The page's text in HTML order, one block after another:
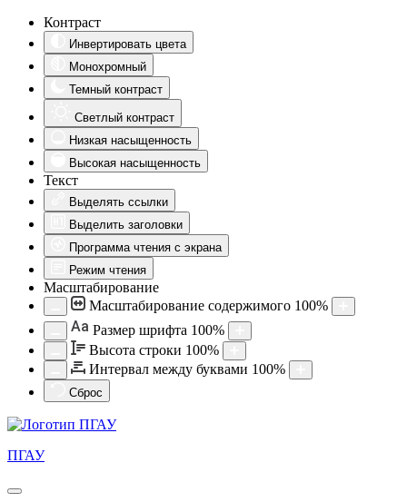
Контраст
Инвертировать цвета
Монохромный
Темный контраст
Светлый контраст
Низкая насыщенность
Высокая насыщенность
Текст
Выделять ссылки
Выделить заголовки
Программа чтения с экрана
Режим чтения
Масштабирование
Масштабирование содержимого 100%
Aa Размер шрифта 100%
Высота строки 100%
Интервал между буквами 100%
Сброс
ПГАУ